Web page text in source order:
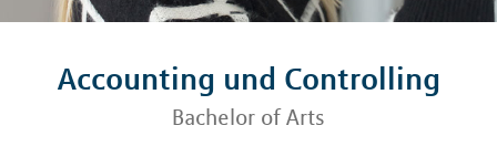
Accounting und Controlling
Bachelor of Arts